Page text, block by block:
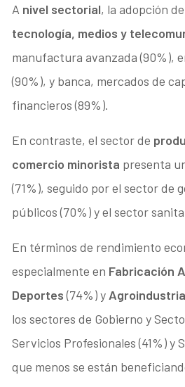
A nivel sectorial, la adopción
tecnología, medios y
manufactura avanzada (90%),
(90%), y banca, mercados de
financieros (89%).
En contraste, el sector de
comercio minorista presenta
(71%), seguido por el sector de
públicos (70%) y el sector
En términos de rendimiento
especialmente en Fabricación
Deportes(74%) y
los sectores de Gobierno y
Servicios Profesionales (41%) y
que menos se están